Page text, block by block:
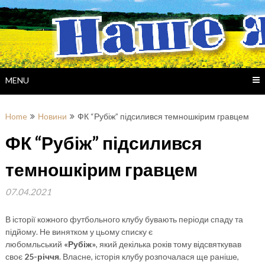
Skip
to
content
MENU
Home Новини ФК “Рубіж” підсилився темношкірим гравцем
ФК “Рубіж” підсилився
темношкірим гравцем
07.04.2021
В історії кожного футбольного клубу бувають періоди спаду та
підйому. Не винятком у цьому списку є
любомльський «Рубіж», який декілька років тому відсвяткував
своє 25-річчя. Власне, історія клубу розпочалася ще раніше,